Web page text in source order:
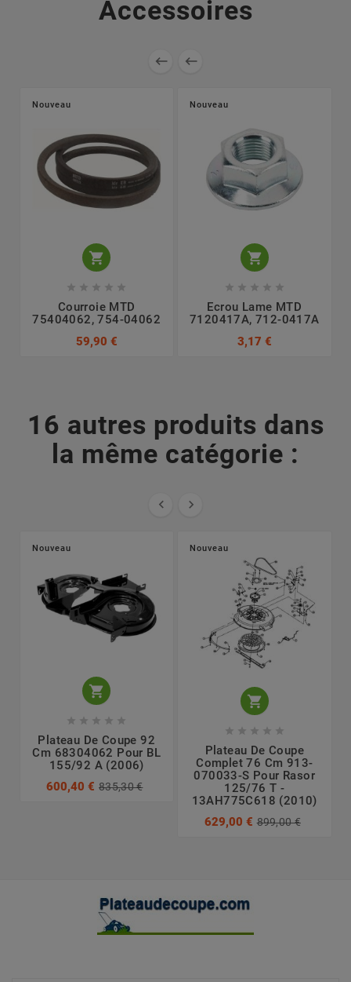
Accessoires
 
Nouveau

    
Courroie MTD
75404062, 754-04062
59,90 €
Nouveau

    
Ecrou Lame MTD
7120417A, 712-0417A
3,17 €
16 autres produits dans
la même catégorie :
 
Nouveau

    
Plateau De Coupe 92
Cm 68304062 Pour BL
155/92 A (2006)
600,40 € 835,30 €
Nouveau

    
Plateau De Coupe
Complet 76 Cm 913-
070033-S Pour Rasor
125/76 T -
13AH775C618 (2010)
629,00 € 899,00 €